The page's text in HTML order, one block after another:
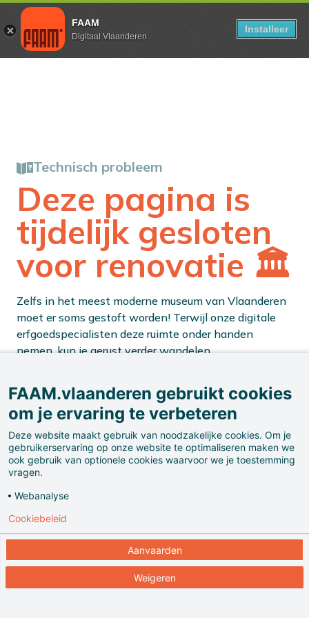
FAAM
Digitaal Vlaanderen
Installeer
Technisch probleem
Deze pagina is
tijdelijk gesloten
voor renovatie 🏛️
Zelfs in het meest moderne museum van Vlaanderen
moet er soms gestoft worden! Terwijl onze digitale
erfgoedspecialisten deze ruimte onder handen
nemen, kun je gerust verder wandelen.
Kies jouw volgende museumroute:
Terug naar de hoofdingang
FAAM.vlaanderen gebruikt cookies
om je ervaring te verbeteren
Deze website maakt gebruik van noodzakelijke cookies. Om je
gebruikerservaring op onze website te optimaliseren maken we
ook gebruik van optionele cookies waarvoor we je toestemming
vragen.
Webanalyse
Aanvaarden
Weigeren
Cookiebeleid